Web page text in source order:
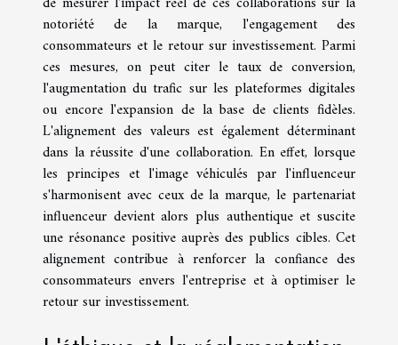
notoriété de la marque, l'engagement des
consommateurs et le retour sur investissement. Parmi
ces mesures, on peut citer le taux de conversion,
l'augmentation du trafic sur les plateformes digitales
ou encore l'expansion de la base de clients fidèles.
L'alignement des valeurs est également déterminant
dans la réussite d'une collaboration. En effet, lorsque
les principes et l'image véhiculés par l'influenceur
s'harmonisent avec ceux de la marque, le partenariat
influenceur devient alors plus authentique et suscite
une résonance positive auprès des publics cibles. Cet
alignement contribue à renforcer la confiance des
consommateurs envers l'entreprise et à optimiser le
retour sur investissement.